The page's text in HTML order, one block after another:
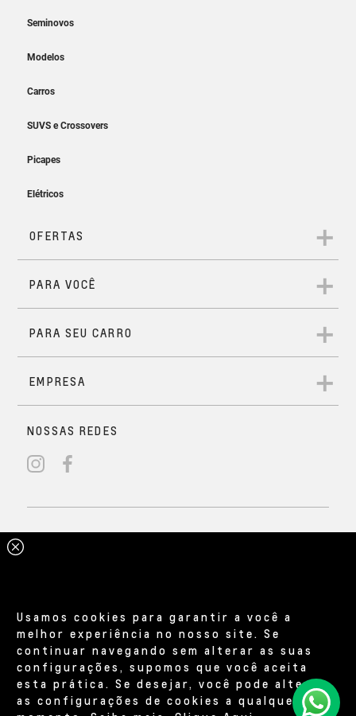
Usamos cookies para garantir a você a
melhor experiência no nosso site. Se
continuar navegando sem alterar as suas
configurações, supomos que você aceita
esta prática. Se desejar, você pode alterar
as configurações de cookies a qualquer